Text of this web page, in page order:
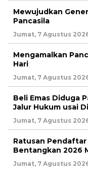
Mewujudkan
Pancasila
Jumat, 7 Agustus
Mengamalkan
Hari
Jumat, 7 Agustus
Beli Emas Diduga
Jalur Hukum usai
Jumat, 7 Agustus
Ratusan
Bentangkan 2026
Jumat, 7 Agustus